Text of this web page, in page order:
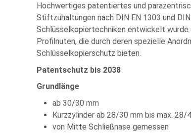
Hochwertiges patentiertes und
Stiftzuhaltungen nach DIN EN 1303 und
Schlüsselkopiertechniken entwickelt wurde
Profilnuten, die durch deren spezielle
Schlüsselkopierschutz bieten.
Patentschutz bis 2038
Grundlänge
ab 30/30 mm
Kurzzylinder ab 28/30 mm bis max. 28/
von Mitte Schließnase gemessen